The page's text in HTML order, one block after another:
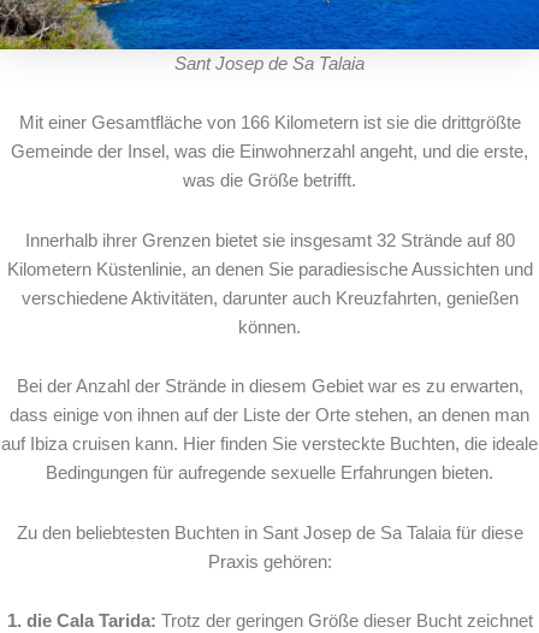
Sant Josep de Sa Talaia
Mit einer Gesamtfläche von 166 Kilometern ist sie die drittgrößte
Gemeinde der Insel, was die Einwohnerzahl angeht, und die erste,
was die Größe betrifft.
Innerhalb ihrer Grenzen bietet sie insgesamt 32 Strände auf 80
Kilometern Küstenlinie, an denen Sie paradiesische Aussichten und
verschiedene Aktivitäten, darunter auch Kreuzfahrten, genießen
können.
Bei der Anzahl der Strände in diesem Gebiet war es zu erwarten,
dass einige von ihnen auf der Liste der Orte stehen, an denen man
auf Ibiza cruisen kann. Hier finden Sie versteckte Buchten, die ideale
Bedingungen für aufregende sexuelle Erfahrungen bieten.
Zu den beliebtesten Buchten in Sant Josep de Sa Talaia für diese
Praxis gehören:
1. die Cala Tarida: Trotz der geringen Größe dieser Bucht zeichnet